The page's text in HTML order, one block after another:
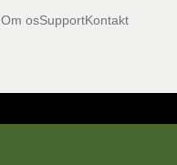
Om osSupportKontakt